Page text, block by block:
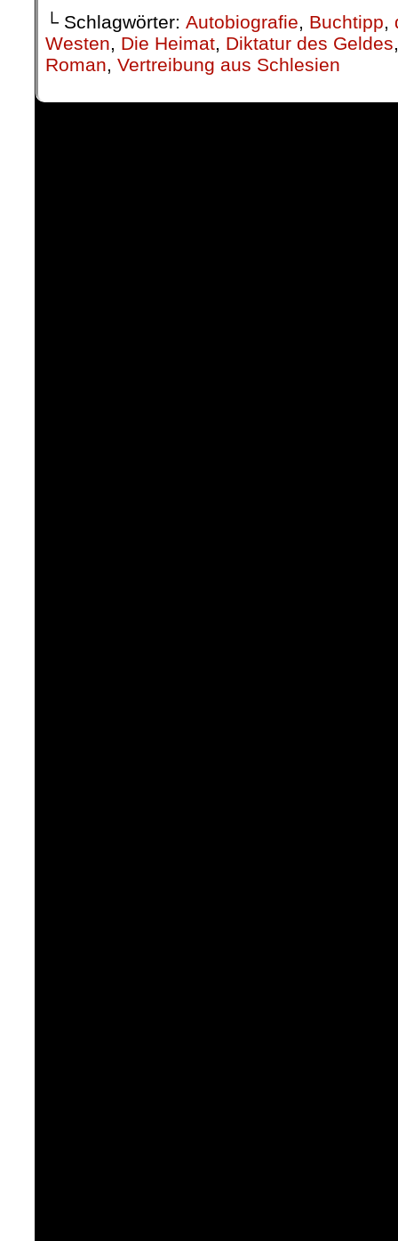
└ Schlagwörter: Autobiografie, Buchtipp,
Westen, Die Heimat, Diktatur des Geldes
Roman, Vertreibung aus Schlesien